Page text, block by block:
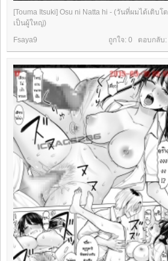
[Touma Itsuki] Osu ni Natta hi - (วันที่ผมได้เติบโต
เป็นผู้ใหญ่)
ถูกใจ: 0 ตอบกลับ:
Fsaya9